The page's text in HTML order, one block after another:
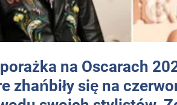
na Oscarach
zhańbiły się na